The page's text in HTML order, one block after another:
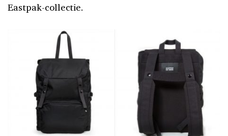
Eastpak-collectie.